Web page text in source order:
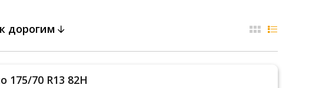
дорогим
175/70 R13 82H